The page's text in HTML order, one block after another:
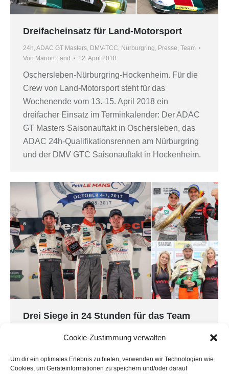
Cookie-Zustimmung verwalten
Um dir ein optimales Erlebnis zu bieten, verwenden wir Technologien wie
Cookies, um Geräteinformationen zu speichern und/oder darauf
Dreifacheinsatz für Land-Motorsport
24h, ADAC GT Masters, DMV-TCC, Nürburgring, Presse, Team
Von Marion Land 12. April 2018
Oschersleben-Nürburgring-Hockenheim. Für die
Crew von Land-Motorsport steht für das
Wochenende vom 13.-15. April 2018 ein
dreifacher Einsatz im Terminkalender: Der ADAC
GT Masters Saisonauftakt in Oschersleben, das
ADAC 24h-Qualifikationsrennen am Nürburgring
und der DMV GTC Saisonauftakt in Hockenheim.
Drei Siege in 24 Stunden für das Team
8. Oktober 2017